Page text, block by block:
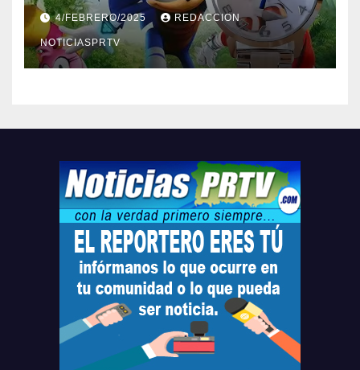
Barceloneta y Humacao,
Relojes gratis para el que
compre ahora….
4/FEBRERO/2025 REDACCION
NOTICIASPRTV